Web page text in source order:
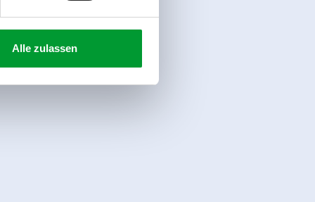
Alle zulassen